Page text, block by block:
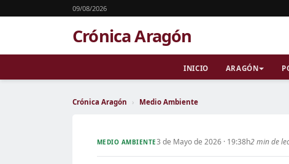
09/08/2026
Crónica Aragón
INICIO ARAGÓN
Crónica Aragón › Medio Ambiente
MEDIO AMBIENTE3 de Mayo de 2026 · 19:38h2 min de